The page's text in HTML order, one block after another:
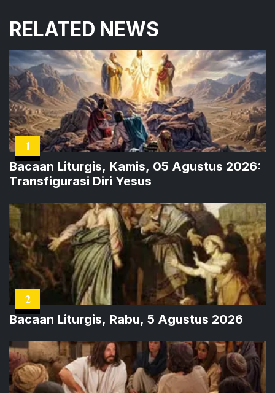
RELATED NEWS
1
Bacaan Liturgis, Kamis, 05 Agustus 2026:
Transfigurasi Diri Yesus
2
Bacaan Liturgis, Rabu, 5 Agustus 2026